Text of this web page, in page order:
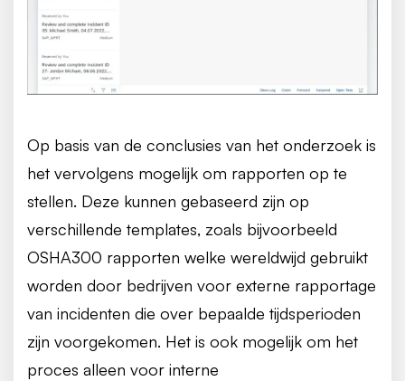
Op basis van de conclusies van het onderzoek is
het vervolgens mogelijk om rapporten op te
stellen. Deze kunnen gebaseerd zijn op
verschillende templates, zoals bijvoorbeeld
OSHA300 rapporten welke wereldwijd gebruikt
worden door bedrijven voor externe rapportage
van incidenten die over bepaalde tijdsperioden
zijn voorgekomen. Het is ook mogelijk om het
proces alleen voor interne